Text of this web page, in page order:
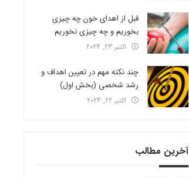
قبل از اهدای خون چه چیزی
بخوریم و چه چیزی نخوریم
اکتبر 23, 2024
چند نکته مهم در تعیین اهداف و
رشد شخصی (بخش اول)
اکتبر 22, 2024
آخرین مطالب